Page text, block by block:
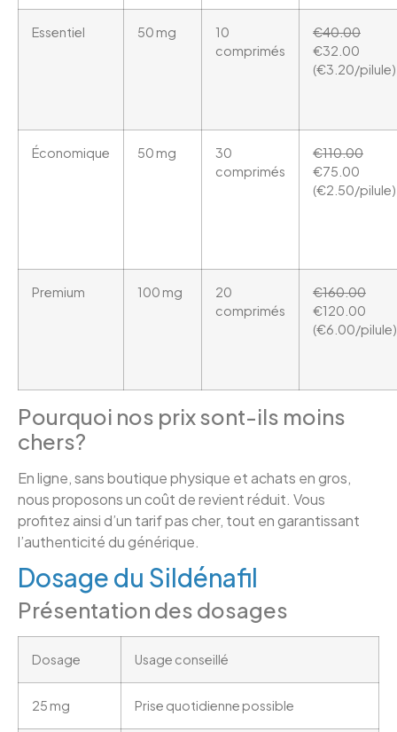
Essentiel 50 mg
10
comprimés
€40.00
€32.00
(€3.20/pilule)
Économique 50 mg
30
comprimés
€110.00
€75.00
(€2.50/pilule)
Premium 100 mg
20
comprimés
€160.00
€120.00
(€6.00/pilule)
Pourquoi nos prix sont-ils moins
chers?
En ligne, sans boutique physique et achats en gros,
nous proposons un coût de revient réduit. Vous
profitez ainsi d’un tarif pas cher, tout en garantissant
l’authenticité du générique.
Dosage du Sildénafil
Présentation des dosages
Dosage Usage conseillé
25 mg Prise quotidienne possible